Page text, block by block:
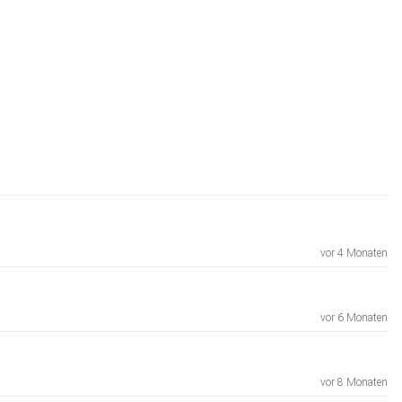
vor 4 Monaten
vor 6 Monaten
vor 8 Monaten